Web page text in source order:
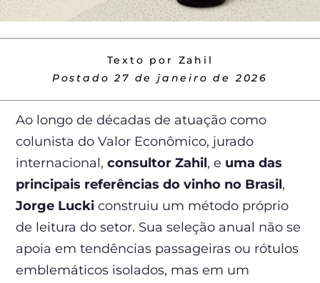
Texto por Zahil
Postado 27 de janeiro de 2026
Ao longo de décadas de atuação como
colunista do Valor Econômico, jurado
internacional, consultor Zahil, e uma das
principais referências do vinho no Brasil,
Jorge Lucki construiu um método próprio
de leitura do setor. Sua seleção anual não se
apoia em tendências passageiras ou rótulos
emblemáticos isolados, mas em um